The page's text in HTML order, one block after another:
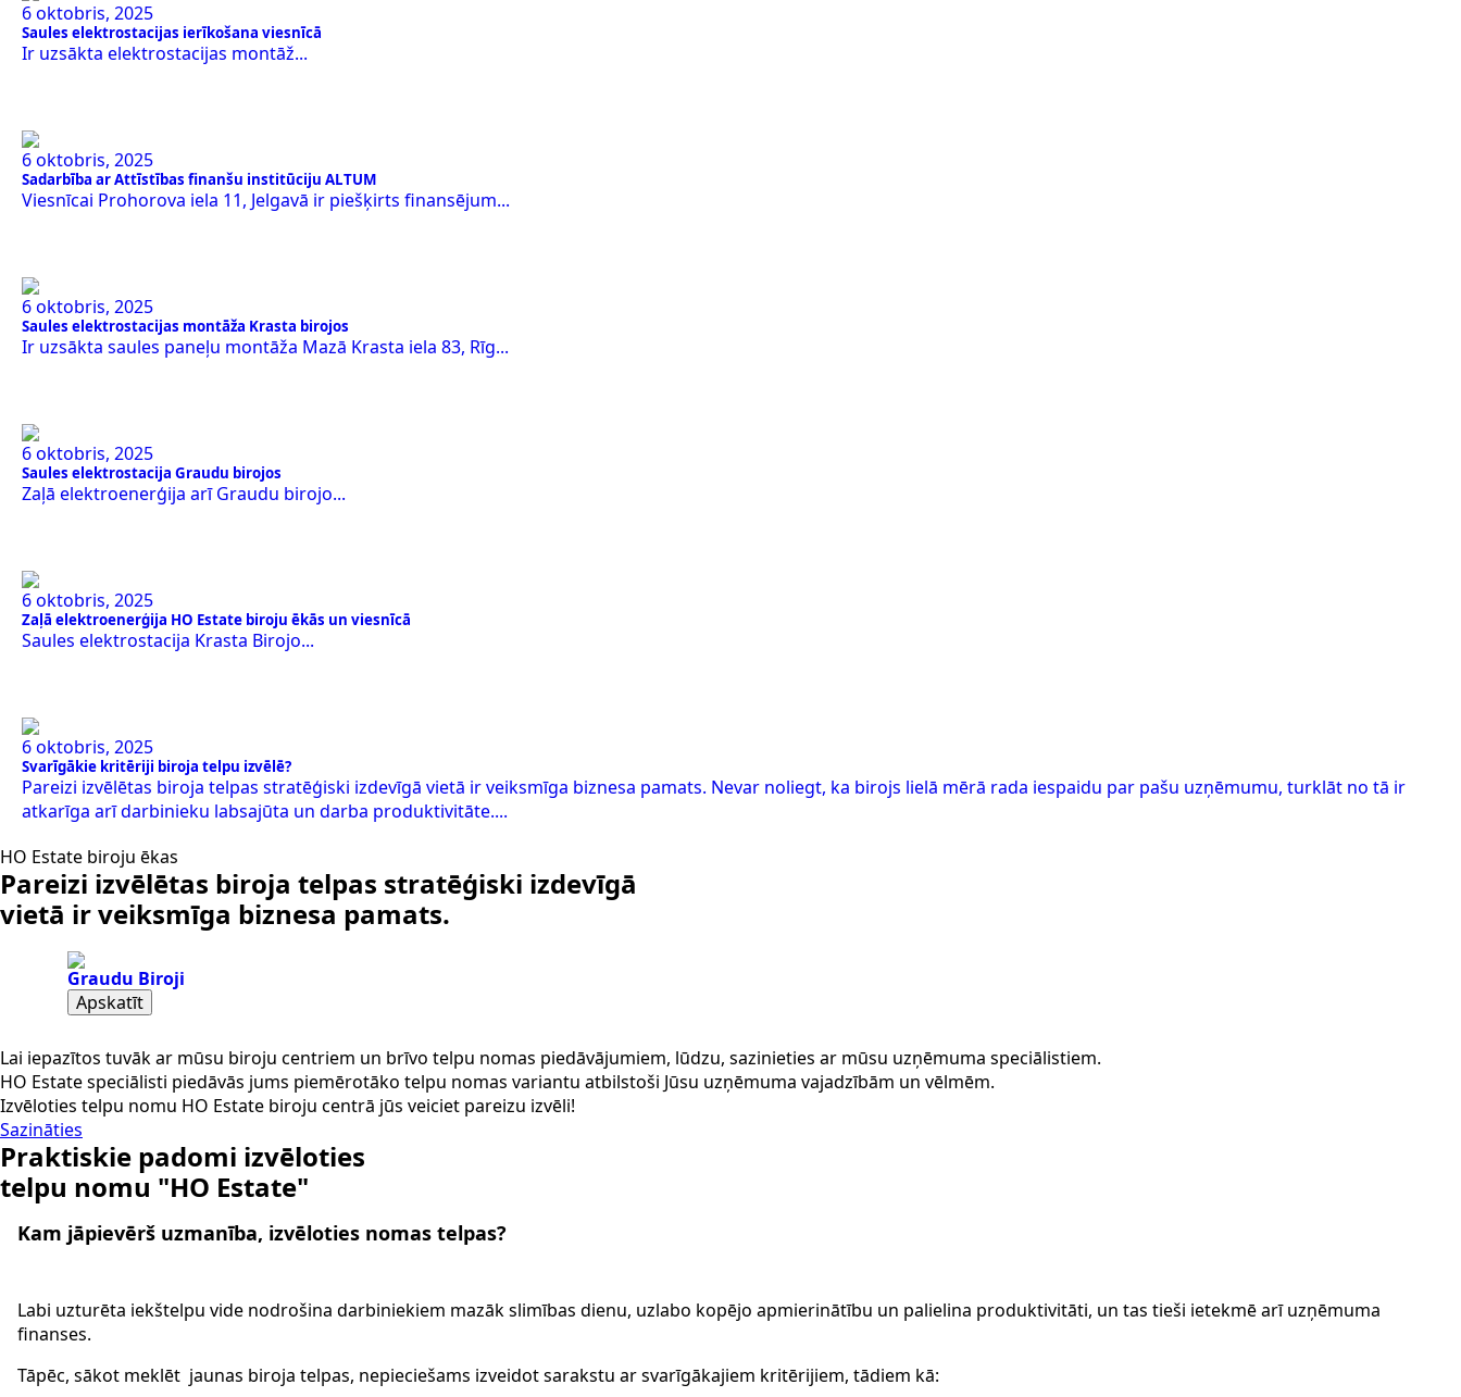
6 oktobris, 2025
Saules elektrostacijas ierīkošana viesnīcā
Ir uzsākta elektrostacijas montāž...
6 oktobris, 2025
Sadarbība ar Attīstības finanšu institūciju ALTUM
Viesnīcai Prohorova iela 11, Jelgavā ir piešķirts finansējum...
6 oktobris, 2025
Saules elektrostacijas montāža Krasta birojos
Ir uzsākta saules paneļu montāža Mazā Krasta iela 83, Rīg...
6 oktobris, 2025
Saules elektrostacija Graudu birojos
Zaļā elektroenerģija arī Graudu birojo...
6 oktobris, 2025
Zaļā elektroenerģija HO Estate biroju ēkās un viesnīcā
Saules elektrostacija Krasta Birojo...
6 oktobris, 2025
Svarīgākie kritēriji biroja telpu izvēlē?
Pareizi izvēlētas biroja telpas stratēģiski izdevīgā vietā ir veiksmīga biznesa pamats. Nevar noliegt, ka birojs lielā mērā rada iespaidu par pašu uzņēmumu, turklāt no tā ir
atkarīga arī darbinieku labsajūta un darba produktivitāte....
HO Estate biroju ēkas
Pareizi izvēlētas biroja telpas stratēģiski izdevīgā
vietā ir veiksmīga biznesa pamats.
Graudu Biroji
Apskatīt
Lai iepazītos tuvāk ar mūsu biroju centriem un brīvo telpu nomas piedāvājumiem, lūdzu, sazinieties ar mūsu uzņēmuma speciālistiem.
HO Estate speciālisti piedāvās jums piemērotāko telpu nomas variantu atbilstoši Jūsu uzņēmuma vajadzībām un vēlmēm.
Izvēloties telpu nomu HO Estate biroju centrā jūs veiciet pareizu izvēli!
Sazināties
Praktiskie padomi izvēloties
telpu nomu "HO Estate"
Kam jāpievērš uzmanība, izvēloties nomas telpas?
Labi uzturēta iekštelpu vide nodrošina darbiniekiem mazāk slimības dienu, uzlabo kopējo apmierinātību un palielina produktivitāti, un tas tieši ietekmē arī uzņēmuma
finanses.
Tāpēc, sākot meklēt jaunas biroja telpas, nepieciešams izveidot sarakstu ar svarīgākajiem kritērijiem, tādiem kā: